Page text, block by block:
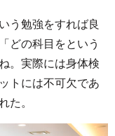
う勉強をすれば良
どの科目をという
。実際には身体検
トには不可欠であ
た。